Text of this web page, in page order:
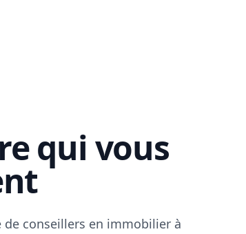
qui vous
de conseillers en immobilier à